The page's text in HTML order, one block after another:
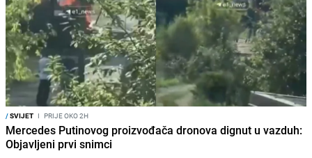
/SVIJET I PRIJE OKO 2H
Mercedes Putinovog proizvođača dronova dignut u vazduh:
Objavljeni prvi snimci